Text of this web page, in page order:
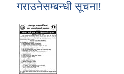
गराउनेसम्बन्धी सूचना!